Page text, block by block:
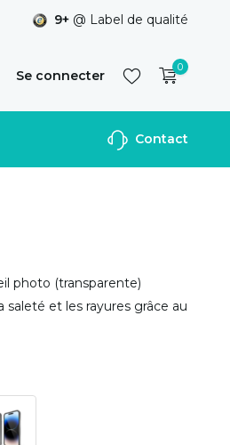
9+ @ Label de qualité
Se connecter
S'inscrire
0
Contact
photo (transparente)
et les rayures grâce au